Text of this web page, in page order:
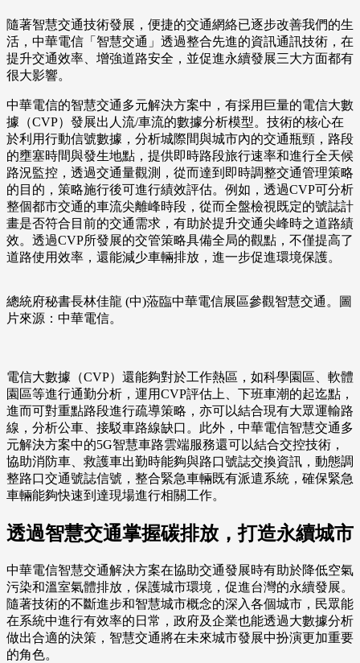
隨著智慧交通技術發展，便捷的交通網絡已逐步改善我們的生
活，中華電信「智慧交通」透過整合先進的資訊通訊技術，在
提升交通效率、增強道路安全，並促進永續發展三大方面都有
很大影響。
中華電信的智慧交通多元解決方案中，有採用巨量的電信大數
據（CVP）發展出人流/車流的數據分析模型。技術的核心在
於利用行動信號數據，分析城際間與城市內的交通瓶頸，路段
的壅塞時間與發生地點，提供即時路段旅行速率和進行全天候
路況監控，透過交通量觀測，從而達到即時調整交通管理策略
的目的，策略施行後可進行績效評估。例如，透過CVP可分析
整個都市交通的車流尖離峰時段，從而全盤檢視既定的號誌計
畫是否符合目前的交通需求，有助於提升交通尖峰時之道路績
效。透過CVP所發展的交管策略具備全局的觀點，不僅提高了
道路使用效率，還能減少車輛排放，進一步促進環境保護。
總統府秘書長林佳龍 (中)蒞臨中華電信展區參觀智慧交通。圖
片來源：中華電信。
電信大數據（CVP）還能夠對於工作熱區，如科學園區、軟體
園區等進行通勤分析，運用CVP評估上、下班車潮的起迄點，
進而可對重點路段進行疏導策略，亦可以結合現有大眾運輸路
線，分析公車、接駁車路線缺口。此外，中華電信智慧交通多
元解決方案中的5G智慧車路雲端服務還可以結合交控技術，
協助消防車、救護車出勤時能夠與路口號誌交換資訊，動態調
整路口交通號誌信號，整合緊急車輛既有派遣系統，確保緊急
車輛能夠快速到達現場進行相關工作。
透過智慧交通掌握碳排放，打造永續城市
中華電信智慧交通解決方案在協助交通發展時有助於降低空氣
污染和溫室氣體排放，保護城市環境，促進台灣的永續發展。
隨著技術的不斷進步和智慧城市概念的深入各個城市，民眾能
在系統中進行有效率的日常，政府及企業也能透過大數據分析
做出合適的決策，智慧交通將在未來城市發展中扮演更加重要
的角色。